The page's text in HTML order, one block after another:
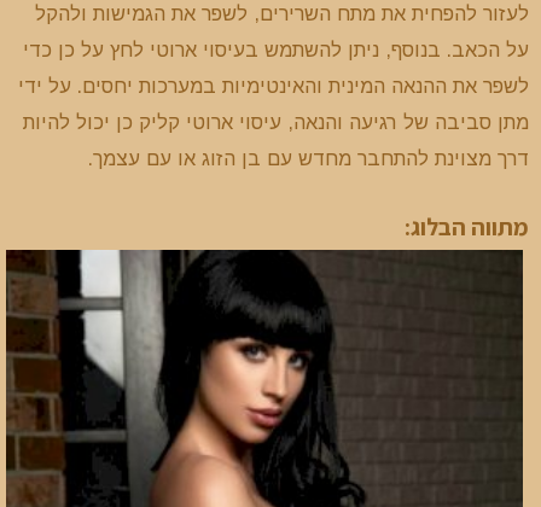
לעזור להפחית את מתח השרירים, לשפר את הגמישות ולהקל
על הכאב. בנוסף, ניתן להשתמש בעיסוי ארוטי לחץ על כן כדי
לשפר את ההנאה המינית והאינטימיות במערכות יחסים. על ידי
מתן סביבה של רגיעה והנאה, עיסוי ארוטי קליק כן יכול להיות
דרך מצוינת להתחבר מחדש עם בן הזוג או עם עצמך.
מתווה הבלוג: